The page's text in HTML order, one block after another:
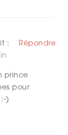
:
prince
pour
)
Répondre